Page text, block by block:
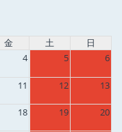
金 土
日
4 5 6
11 12 13
18 19 20